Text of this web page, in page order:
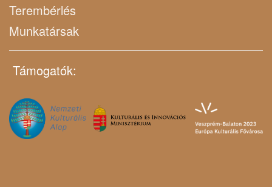
Terembérlés
Munkatársak
Támogatók: